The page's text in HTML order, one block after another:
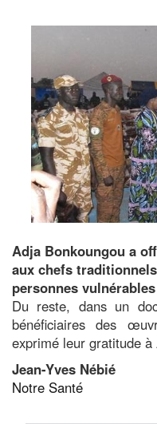
Image
Adja Bonkoungou a
aux chefs
personnes vulnérables
Du reste, dans un
bénéficiaires des
exprimé leur gratitude à
Jean-Yves Nébié
Notre Santé